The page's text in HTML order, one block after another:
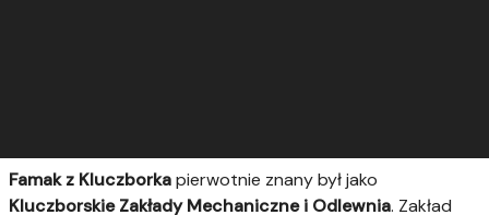
Famak z Kluczborkapierwotnie znany był jako
Kluczborskie Zakłady Mechaniczne i Odlewnia. Zakład